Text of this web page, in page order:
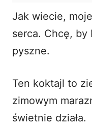
Jak wiecie,
serca. Chcę, by
pyszne.
Ten koktajl to
zimowym
świetnie działa.